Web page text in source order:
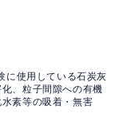
に使用している石炭灰
、粒子間隙への有機
素等の吸着・無害